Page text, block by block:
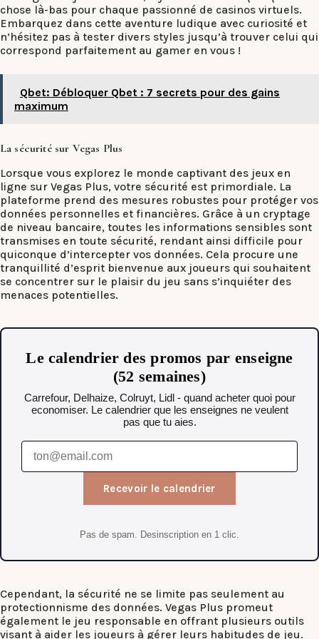
chose là-bas pour chaque passionné de casinos virtuels.
Embarquez dans cette aventure ludique avec curiosité et
n’hésitez pas à tester divers styles jusqu’à trouver celui qui
correspond parfaitement au gamer en vous !
Qbet: Débloquer Qbet : 7 secrets pour des gains
maximum
La sécurité sur Vegas Plus
Lorsque vous explorez le monde captivant des jeux en
ligne sur Vegas Plus, votre sécurité est primordiale. La
plateforme prend des mesures robustes pour protéger vos
données personnelles et financières. Grâce à un cryptage
de niveau bancaire, toutes les informations sensibles sont
transmises en toute sécurité, rendant ainsi difficile pour
quiconque d’intercepter vos données. Cela procure une
tranquillité d’esprit bienvenue aux joueurs qui souhaitent
se concentrer sur le plaisir du jeu sans s’inquiéter des
menaces potentielles.
Le calendrier des promos par enseigne
(52 semaines)
Carrefour, Delhaize, Colruyt, Lidl - quand acheter quoi pour
economiser. Le calendrier que les enseignes ne veulent
pas que tu aies.
Recevoir le calendrier
Pas de spam. Desinscription en 1 clic.
Cependant, la sécurité ne se limite pas seulement au
protectionnisme des données. Vegas Plus promeut
également le jeu responsable en offrant plusieurs outils
visant à aider les joueurs à gérer leurs habitudes de jeu.